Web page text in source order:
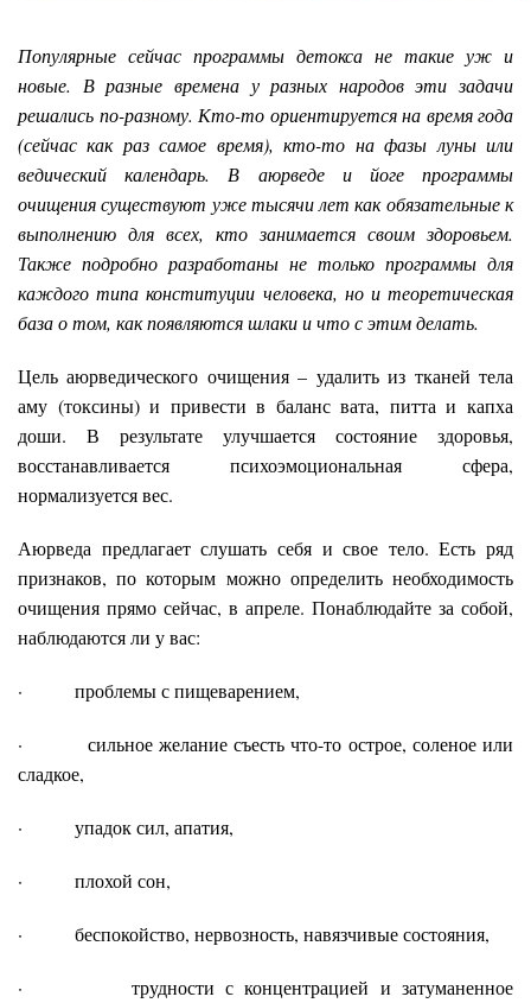
Популярные сейчас программы детокса не такие уж и
новые. В разные времена у разных народов эти задачи
решались по-разному. Кто-то ориентируется на время года
(сейчас как раз самое время), кто-то на фазы луны или
ведический календарь. В аюрведе и йоге программы
очищения существуют уже тысячи лет как обязательные к
выполнению для всех, кто занимается своим здоровьем.
Также подробно разработаны не только программы для
каждого типа конституции человека, но и теоретическая
база о том, как появляются шлаки и что с этим делать.
Цель аюрведического очищения – удалить из тканей тела
аму (токсины) и привести в баланс вата, питта и капха
доши. В результате улучшается состояние здоровья,
восстанавливается психоэмоциональная сфера,
нормализуется вес.
Аюрведа предлагает слушать себя и свое тело. Есть ряд
признаков, по которым можно определить необходимость
очищения прямо сейчас, в апреле. Понаблюдайте за собой,
наблюдаются ли у вас:
· проблемы с пищеварением,
· сильное желание съесть что-то острое, соленое или
сладкое,
· упадок сил, апатия,
· плохой сон,
· беспокойство, нервозность, навязчивые состояния,
· трудности с концентрацией и затуманенное